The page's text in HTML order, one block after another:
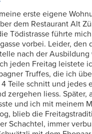
erste eigene
dem Restaurant Alt
Tödistrasse führte
vorbei. Leider, den
nach der Ausbildung
jeden Freitag leistete
Truffes, die ich
Teile schnitt und jedes
zergehen liess. Später,
und ich mit meinem
blieb die
Schachtel, immer